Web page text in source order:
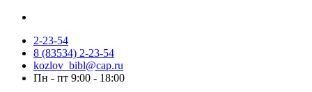
2-23-54
8 (83534) 2-23-54
kozlov_bibl@cap.ru
Пн - пт 9:00 - 18:00